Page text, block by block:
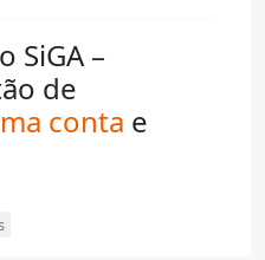
SiGA –
de
conta e